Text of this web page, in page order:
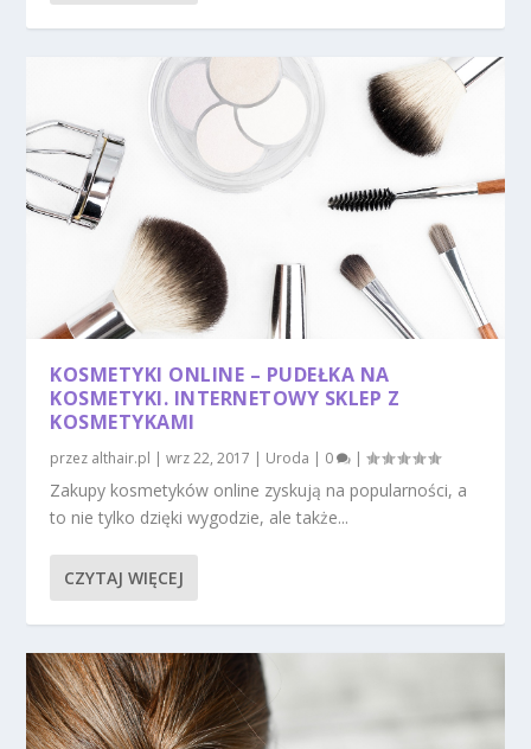
KOSMETYKI ONLINE – PUDEŁKA NA
KOSMETYKI. INTERNETOWY SKLEP Z
KOSMETYKAMI
przez althair.pl |wrz 22, 2017 | Uroda | 0 |
Zakupy kosmetyków online zyskują na popularności, a
to nie tylko dzięki wygodzie, ale także...
CZYTAJ WIĘCEJ